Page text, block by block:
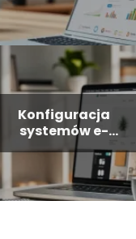
kroku
Konfiguracja
systemów e-
commerce w
WordPress –
kompletny poradnik